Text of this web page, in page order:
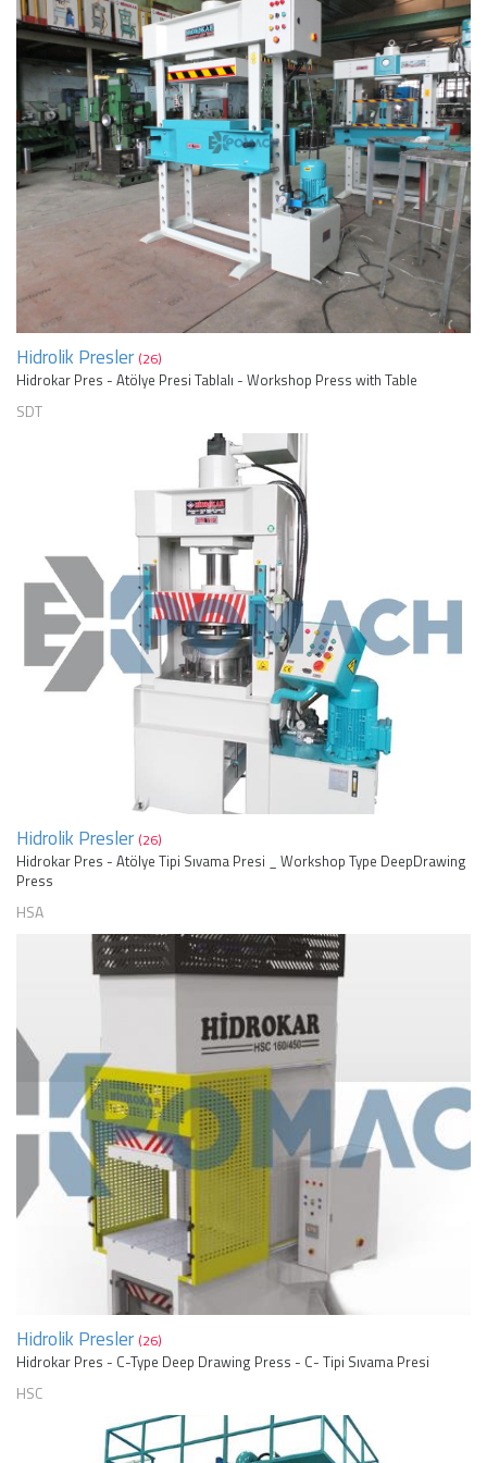
Hidrolik Presler (26)
Hidrokar Pres - Atölye Presi Tablalı - Workshop Press with Table
SDT
Hidrolik Presler (26)
Hidrokar Pres - Atölye Tipi Sıvama Presi _ Workshop Type DeepDrawing
Press
HSA
Hidrolik Presler (26)
Hidrokar Pres - C-Type Deep Drawing Press - C- Tipi Sıvama Presi
HSC